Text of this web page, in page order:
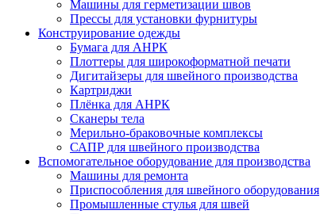
Машины для герметизации швов
Прессы для установки фурнитуры
Конструирование одежды
Бумага для АНРК
Плоттеры для широкоформатной печати
Дигитайзеры для швейного производства
Картриджи
Плёнка для АНРК
Сканеры тела
Мерильно-браковочные комплексы
САПР для швейного производства
Вспомогательное оборудование для производства
Машины для ремонта
Приспособления для швейного оборудования
Промышленные стулья для швей